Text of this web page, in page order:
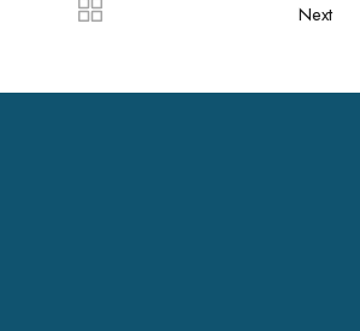
Next